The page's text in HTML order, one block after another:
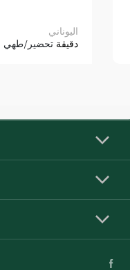
اليوناني
دقيقة تحضير/طهي